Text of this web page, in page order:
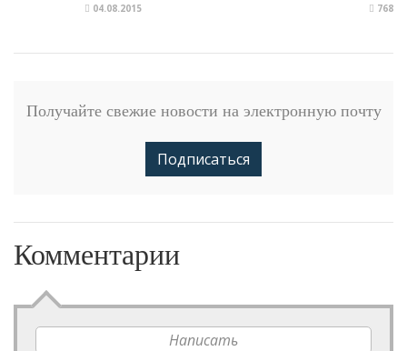
04.08.2015 768
Получайте свежие новости на электронную почту
Подписаться
Комментарии
Написать